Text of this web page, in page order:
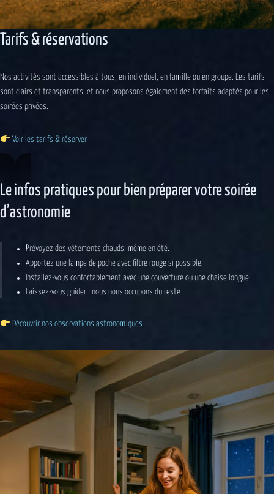
Tarifs & réservations
Nos activités sont accessibles à tous, en individuel, en famille ou en groupe. Les tarifs
sont clairs et transparents, et nous proposons également des forfaits adaptés pour les
soirées privées.
Voir les tarifs & réserver
Le infos pratiques pour bien préparer votre soirée
d’astronomie
Prévoyez des vêtements chauds, même en été.
Apportez une lampe de poche avec filtre rouge si possible.
Installez-vous confortablement avec une couverture ou une chaise longue.
Laissez-vous guider : nous nous occupons du reste !
Découvrir nos observations astronomiques